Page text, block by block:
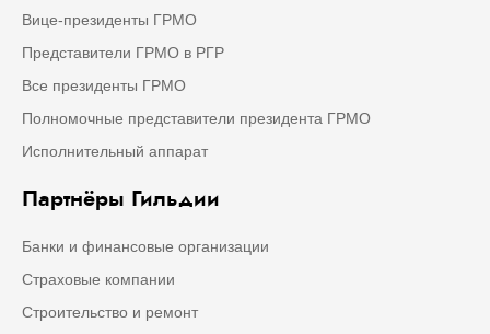
Вице-президенты ГРМО
Представители ГРМО в РГР
Все президенты ГРМО
Полномочные представители президента ГРМО
Исполнительный аппарат
Партнёры Гильдии
Банки и финансовые организации
Страховые компании
Строительство и ремонт